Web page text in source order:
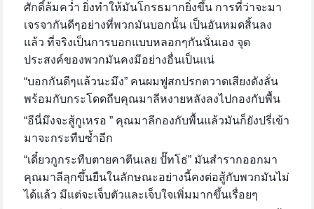
ศักดิ์ล้มคว่ำ ยิ่งทำให้มันโกรธมากยิ่งขึ้น การที่ว่าจะมา
เจรจากันดีๆอย่างที่พวกมันบอกนั้น เป็นอันหมดสิ้นลง
แล้ว ที่จริงเป็นการบอกแบบหลอกๆกันนั่นเอง จุด
ประสงค์ของพวกมันคงมีอย่างอื่นเป็นแน่
“บอกกันดีๆแล้วนะมึง” คนผมฟูสกปรกตวาดเสียงดังลั่น
พร้อมกับกระโดดถีบคุณมาลีหงายหลังลงไปกองกับพื้น
“อีนี่มึงจะสู้กูเหรอ ” คุณมาลีกองกับพื้นแล้วมันก็ยังปรี่เข้า
มาจะกระทืบซ้ำอีก
“เดี๋ยวกูกระทืบตายคาตีนเลย ปั๊ทโธ่” มันสำรากออกมา
คุณมาลีลุกขึ้นยืนในลักษณะอย่างนี้คงต่อสู้กับพวกมันไม่
ได้แล้ว มีแต่จะเจ็บตัวและเจ็บใจเพิ่มมากขึ้นเรื่อยๆ